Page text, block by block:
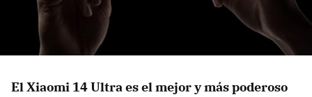
El Xiaomi 14 Ultra es el mejor y más poderoso